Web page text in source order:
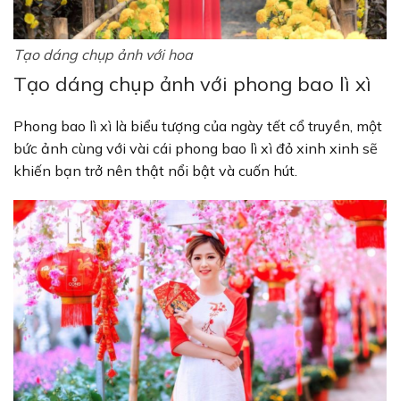
Tạo dáng chụp ảnh với hoa
Tạo dáng chụp ảnh với phong bao lì xì
Phong bao lì xì là biểu tượng của ngày tết cổ truyền, một
bức ảnh cùng với vài cái phong bao lì xì đỏ xinh xinh sẽ
khiến bạn trở nên thật nổi bật và cuốn hút.